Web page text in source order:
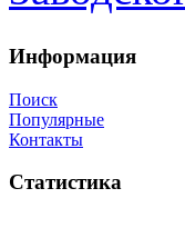
Информация
Поиск
Популярные
Контакты
Статистика